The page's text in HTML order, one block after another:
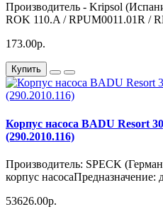
Производитель - Kripsol
ROK 110.A / RPUM0011.01R /
173.00р.
Купить
Корпус насоса BADU Resort
(290.2010.116)
Производитель: SPECK
корпус насосаПредназначение:
53626.00р.